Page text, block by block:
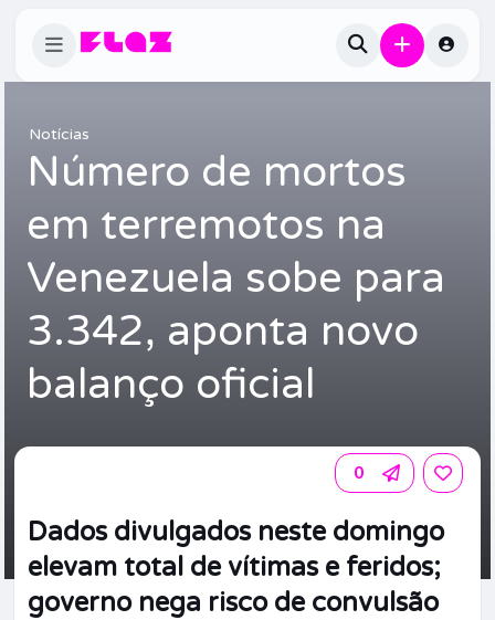
Notícias
Número de mortos
em terremotos na
Venezuela sobe para
3.342, aponta novo
balanço oficial
0
Dados divulgados neste domingo
elevam total de vítimas e feridos;
governo nega risco de convulsão